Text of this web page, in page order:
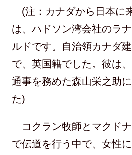
(注：カナダから日本に
は、ハドソン湾会社のラ
ルドです。自治領カナダ
で、英国籍でした。彼は
通事を務めた森山栄之助
た)
コクラン牧師とマクド
で伝道を行う中で、女性